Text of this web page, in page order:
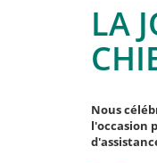
LA
Nous
l'occasion